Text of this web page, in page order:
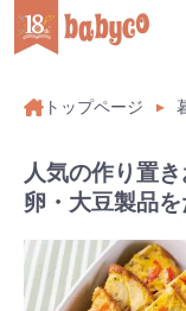
トップページ
人気の作り置
卵・大豆製品を